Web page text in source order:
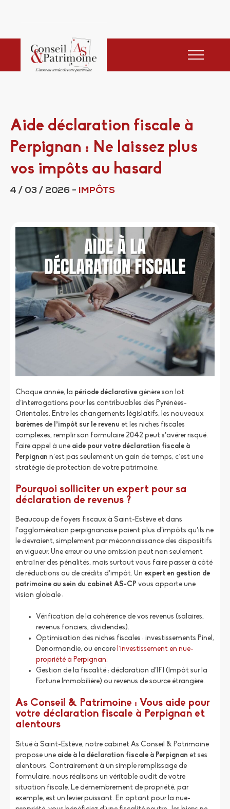
Aide déclaration fiscale à
Perpignan : Ne laissez plus
vos impôts au hasard
4 / 03 / 2026 - IMPÔTS
Chaque année, la période déclarative génère son lot
d’interrogations pour les contribuables des Pyrénées-
Orientales. Entre les changements législatifs, les nouveaux
barèmes de l’impôt sur le revenu et les niches fiscales
complexes, remplir son formulaire 2042 peut s’avérer risqué.
Faire appel à une aide pour votre déclaration fiscale à
Perpignan n’est pas seulement un gain de temps, c’est une
stratégie de protection de votre patrimoine.
Pourquoi solliciter un expert pour sa
déclaration de revenus ?
Beaucoup de foyers fiscaux à Saint-Estève et dans
l’agglomération perpignanaise paient plus d’impôts qu’ils ne
le devraient, simplement par méconnaissance des dispositifs
en vigueur. Une erreur ou une omission peut non seulement
entraîner des pénalités, mais surtout vous faire passer à côté
de réductions ou de crédits d’impôt. Un expert en gestion de
patrimoine au sein du cabinet AS-CP vous apporte une
vision globale :
Vérification de la cohérence de vos revenus (salaires,
revenus fonciers, dividendes).
Optimisation des niches fiscales : investissements Pinel,
Denormandie, ou encore l’investissement en nue-
propriété à Perpignan.
Gestion de la fiscalité : déclaration d’IFI (Impôt sur la
Fortune Immobilière) ou revenus de source étrangère.
As Conseil & Patrimoine : Vous aide pour
votre déclaration fiscale à Perpignan et
alentours
Situé à Saint-Estève, notre cabinet As Conseil & Patrimoine
propose une aide à la déclaration fiscale à Perpignan et ses
alentours. Contrairement à un simple remplissage de
formulaire, nous réalisons un véritable audit de votre
situation fiscale. Le démembrement de propriété, par
exemple, est un levier puissant. En optant pour la nue-